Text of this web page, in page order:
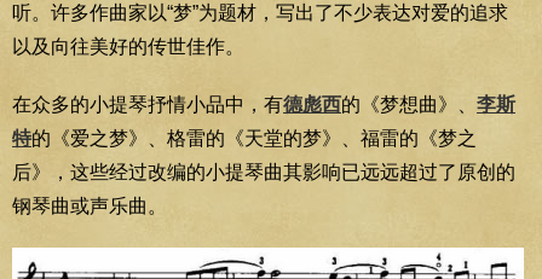
听。许多作曲家以“梦”为题材，写出了不少表达对爱的追求
以及向往美好的传世佳作。
在众多的小提琴抒情小品中，有德彪西的《梦想曲》、 李斯
特的《爱之梦》、格雷的《天堂的梦》、福雷的《梦之
后》，这些经过改编的小提琴曲其影响已远远超过了原创的
钢琴曲或声乐曲。